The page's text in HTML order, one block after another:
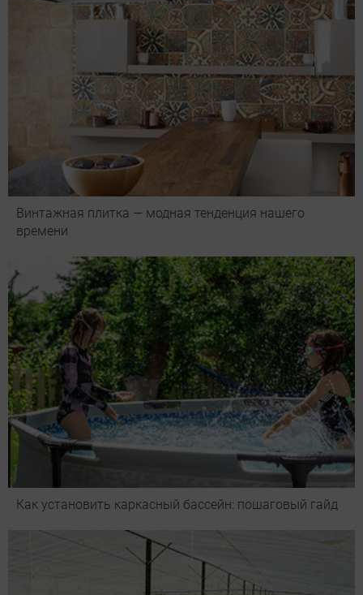
Винтажная плитка — модная тенденция нашего
времени
Как установить каркасный бассейн: пошаговый гайд